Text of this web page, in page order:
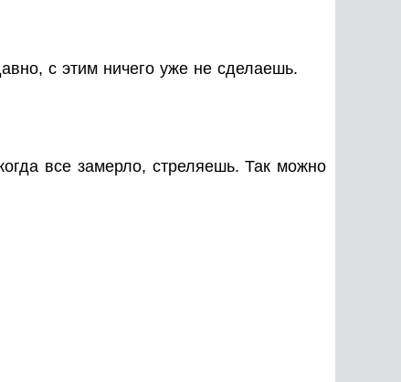
с этим ничего уже не сделаешь.
все замерло, стреляешь. Так можно